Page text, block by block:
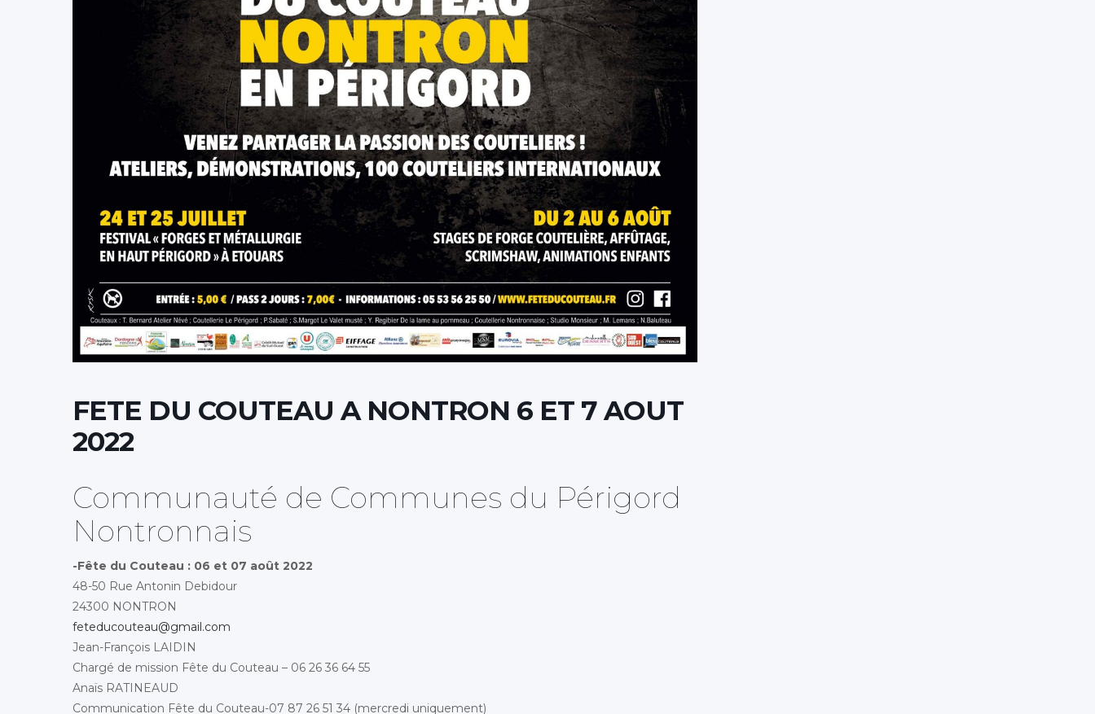
FETE DU COUTEAU A NONTRON 6 ET 7 AOUT
2022
Communauté de Communes du Périgord
Nontronnais
-Fête du Couteau : 06 et 07 août 2022
48-50 Rue Antonin Debidour
24300 NONTRON
feteducouteau@gmail.com
Jean-François LAIDIN
Chargé de mission Fête du Couteau – 06 26 36 64 55
Anaïs RATINEAUD
Communication Fête du Couteau-07 87 26 51 34 (mercredi uniquement)